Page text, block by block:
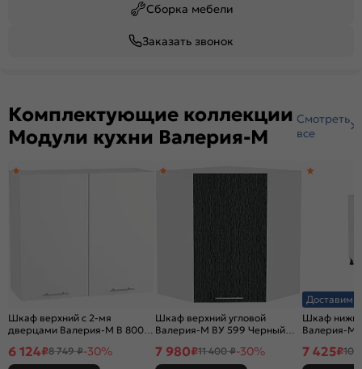
Сборка мебели
Заказать звонок
Комплектующие коллекции
Модули кухни Валерия-М
Смотреть
все
Шкаф верхний с 2-мя
дверцами Валерия-М В 800
6 124₽8 749 ₽-30%
Шкаф верхний угловой
Валерия-М ВУ 599 Черный
7 980₽11 400 ₽-30%
Доставим
Шкаф
Валерия-М
Белый
7 425₽10